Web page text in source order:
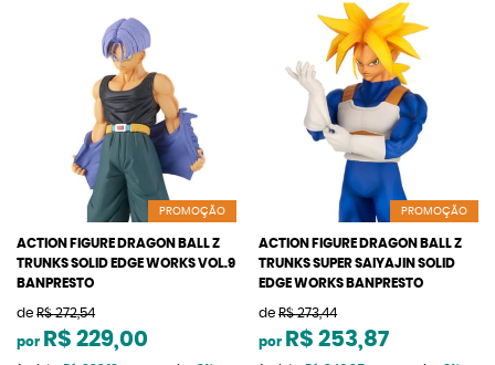
PROMOÇÃO
ACTION FIGURE DRAGON BALL Z
TRUNKS SOLID EDGE WORKS VOL.9
BANPRESTO
de R$ 272,54
por R$ 229,00
PROMOÇÃO
ACTION FIGURE DRAGON BALL Z
TRUNKS SUPER SAIYAJIN SOLID
EDGE WORKS BANPRESTO
de R$ 273,44
por R$ 253,87